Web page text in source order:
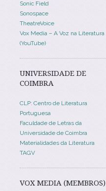
Sonic Field
Sonospace
TheatreVoice
Vox Media – A Voz na Literatura
(YouTube)
UNIVERSIDADE DE
COIMBRA
CLP: Centro de Literatura
Portuguesa
Faculdade de Letras da
Universidade de Coimbra
Materialidades da Literatura
TAGV
VOX MEDIA (MEMBROS)